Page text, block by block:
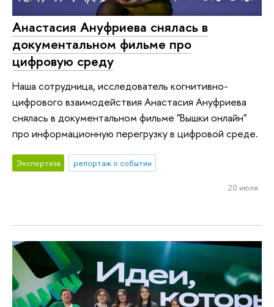
Анастасия Ануфриева снялась в
документальном фильме про
цифровую среду
Наша сотрудница, исследователь когнитивно-
цифрового взаимодействия Анастасия Ануфриева
снялась в документальном фильме "Вышки онлайн"
про информационную перегрузку в цифровой среде.
Экспертиза репортаж о событии
20 июля